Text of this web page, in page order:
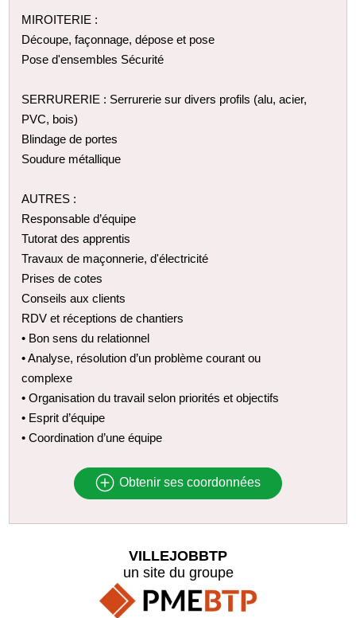
MIROITERIE :
Découpe, façonnage, dépose et pose
Pose d'ensembles Sécurité
SERRURERIE : Serrurerie sur divers profils (alu, acier,
PVC, bois)
Blindage de portes
Soudure métallique
AUTRES :
Responsable d’équipe
Tutorat des apprentis
Travaux de maçonnerie, d'électricité
Prises de cotes
Conseils aux clients
RDV et réceptions de chantiers
• Bon sens du relationnel
• Analyse, résolution d’un problème courant ou
complexe
• Organisation du travail selon priorités et objectifs
• Esprit d’équipe
• Coordination d’une équipe
Obtenir ses coordonnées
VILLEJOBBTP
un site du groupe